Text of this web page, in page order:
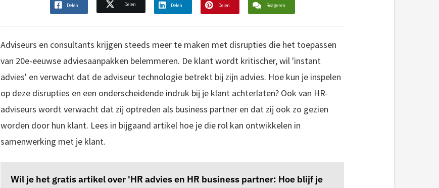
Delen Delen Delen Delen Reageren
Adviseurs en consultants krijgen steeds meer te maken met disrupties die het toepassen
van 20e-eeuwse adviesaanpakken belemmeren. De klant wordt kritischer, wil 'instant
advies' en verwacht dat de adviseur technologie betrekt bij zijn advies. Hoe kun je inspelen
op deze disrupties en een onderscheidende indruk bij je klant achterlaten? Ook van HR-
adviseurs wordt verwacht dat zij optreden als business partner en dat zij ook zo gezien
worden door hun klant. Lees in bijgaand artikel hoe je die rol kan ontwikkelen in
samenwerking met je klant.
Wil je het gratis artikel over 'HR advies en HR business partner: Hoe blijf je